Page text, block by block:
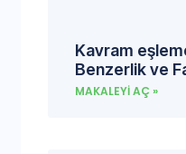
Kavram
Benzerlik ve
MAKALEYI AÇ »